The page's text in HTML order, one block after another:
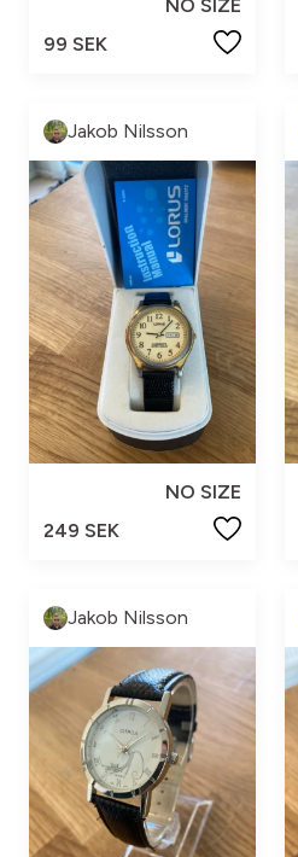
NO SIZE
99 SEK
Jakob Nilsson
NO SIZE
249 SEK
Jakob Nilsson